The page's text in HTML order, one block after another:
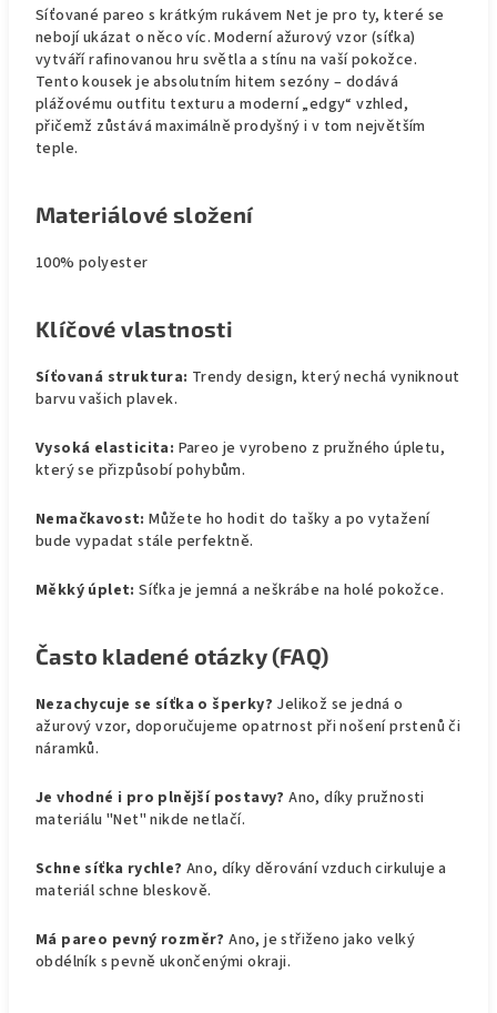
Síťované pareo s krátkým rukávem Net je pro ty, které se
nebojí ukázat o něco víc. Moderní ažurový vzor (síťka)
vytváří rafinovanou hru světla a stínu na vaší pokožce.
Tento kousek je absolutním hitem sezóny – dodává
plážovému outfitu texturu a moderní „edgy“ vzhled,
přičemž zůstává maximálně prodyšný i v tom největším
teple.
Materiálové složení
100% polyester
Klíčové vlastnosti
Síťovaná struktura: Trendy design, který nechá vyniknout
barvu vašich plavek.
Vysoká elasticita: Pareo je vyrobeno z pružného úpletu,
který se přizpůsobí pohybům.
Nemačkavost:Můžete ho hodit do tašky a po vytažení
bude vypadat stále perfektně.
Měkký úplet:Síťka je jemná a neškrábe na holé pokožce.
Často kladené otázky (FAQ)
Nezachycuje se síťka o šperky? Jelikož se jedná o
ažurový vzor, doporučujeme opatrnost při nošení prstenů či
náramků.
Je vhodné i pro plnější postavy?Ano, díky pružnosti
materiálu "Net" nikde netlačí.
Schne síťka rychle? Ano, díky děrování vzduch cirkuluje a
materiál schne bleskově.
Má pareo pevný rozměr?Ano, je střiženo jako velký
obdélník s pevně ukončenými okraji.